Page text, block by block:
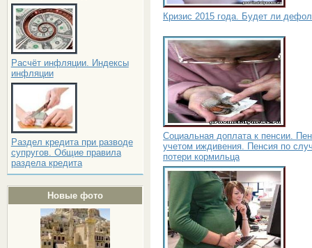
Расчёт инфляции. Индексы
инфляции
Раздел кредита при разводе
супругов. Общие правила
раздела кредита
Новые фото
Кризис 2015 года. Будет ли
Социальная доплата к пенсии.
учетом иждивения. Пенсия по
потери кормильца